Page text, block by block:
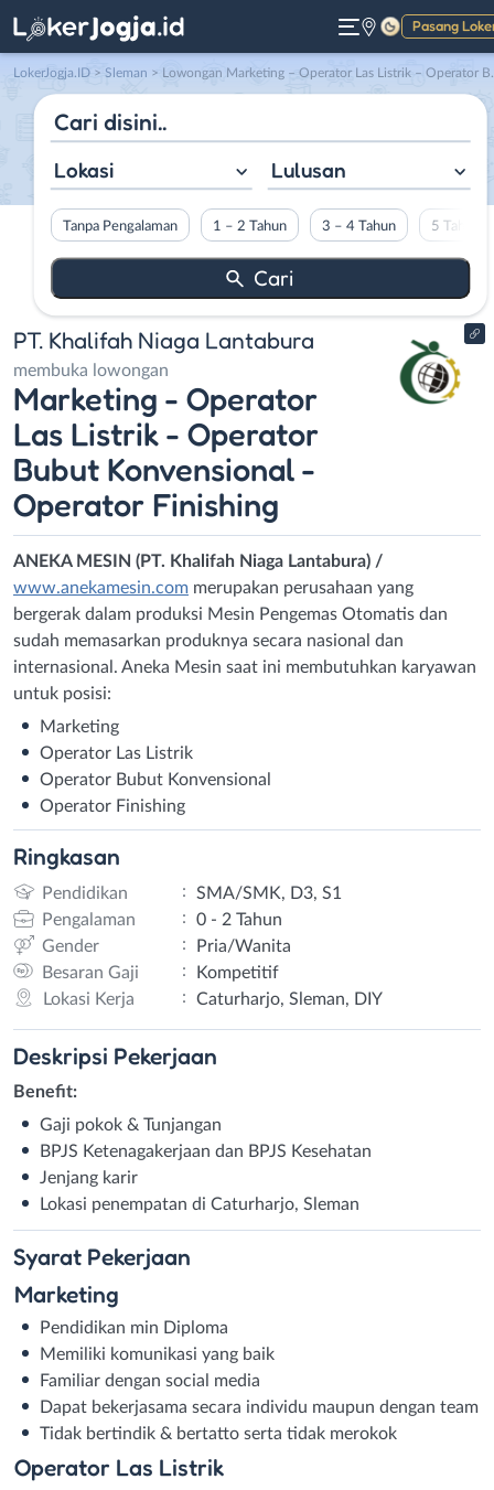
Pasang
Gelap
LokerJogja.ID > Sleman > Lowongan Marketing – Operator Las Listrik – Operator Bubut Konvensional – Operator Finishing di PT. Khalifah Niaga Lantabura
Lokasi Lulusan
Tanpa Pengalaman 1 – 2 Tahun 3 – 4 Tahun 5 Tahun
PT. Khalifah Niaga Lantabura
membuka lowongan
Marketing - Operator
Las Listrik - Operator
Bubut Konvensional -
Operator Finishing
ANEKA MESIN (PT. Khalifah Niaga Lantabura) /
www.anekamesin.com merupakan perusahaan yang
bergerak dalam produksi Mesin Pengemas Otomatis dan
sudah memasarkan produknya secara nasional dan
internasional. Aneka Mesin saat ini membutuhkan karyawan
untuk posisi:
Marketing
Operator Las Listrik
Operator Bubut Konvensional
Operator Finishing
Ringkasan
Pendidikan :
SMA/SMK, D3, S1
Pengalaman
:
0 - 2 Tahun
Gender
:
Pria/Wanita
Besaran Gaji
:
Kompetitif
Lokasi Kerja
: Caturharjo, Sleman, DIY
Deskripsi Pekerjaan
Benefit:
Gaji pokok & Tunjangan
BPJS Ketenagakerjaan dan BPJS Kesehatan
Jenjang karir
Lokasi penempatan di Caturharjo, Sleman
Syarat Pekerjaan
Marketing
Pendidikan min Diploma
Memiliki komunikasi yang baik
Familiar dengan social media
Dapat bekerjasama secara individu maupun dengan team
Tidak bertindik & bertatto serta tidak merokok
Operator Las Listrik